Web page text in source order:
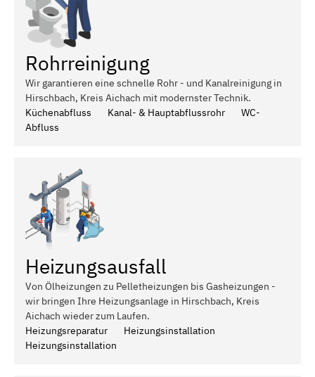
Rohrreinigung
Wir garantieren eine schnelle Rohr - und Kanalreinigung in
Hirschbach, Kreis Aichach mit modernster Technik.
Küchenabfluss
Kanal- & Hauptabflussrohr
WC-
Abfluss
Heizungsausfall
Von Ölheizungen zu Pelletheizungen bis Gasheizungen -
wir bringen Ihre Heizungsanlage in Hirschbach, Kreis
Aichach wieder zum Laufen.
Heizungsreparatur
Heizungsinstallation
Heizungsinstallation